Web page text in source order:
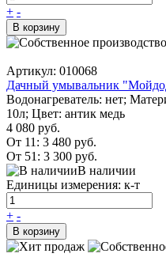
+ -
В корзину
Артикул: 010068
Дачный умывальник
Водонагреватель: нет;
10л; Цвет: антик медь
4 080 руб.
От 11: 3 480 руб.
От 51: 3 300 руб.
В наличии
Единицы измерения: к-т
+ -
В корзину